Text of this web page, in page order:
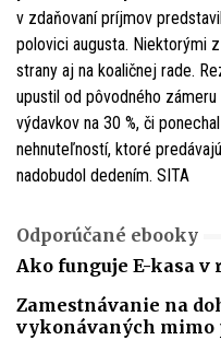
v zdaňovaní príjmov
polovici augusta. Niektorými
strany aj na koaličnej rade.
upustil od pôvodného
výdavkov na 30 %, či
nehnuteľností, ktoré
nadobudol dedením. SITA
Odporúčané ebooky
Ako funguje E-kasa v
Zamestnávanie na
vykonávaných mimo